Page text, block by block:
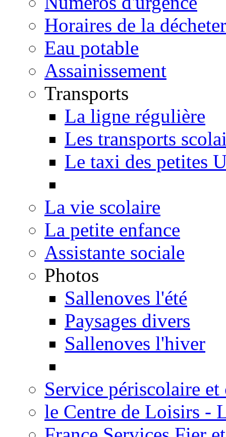
Horaires de la
Eau potable
Assainissement
Transports
La ligne régulière
Les transports
Le taxi des petites
La vie scolaire
La petite enfance
Assistante sociale
Photos
Sallenoves l'été
Paysages divers
Sallenoves l'hiver
Service périscolaire et
le Centre de Loisirs -